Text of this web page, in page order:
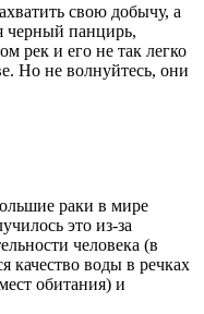
свою добычу, а
черный панцирь,
рек и его не так легко
Но не волнуйтесь, они
раки в мире
это из-за
человека (в
качество воды в речках
обитания) и